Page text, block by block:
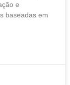
e
baseadas em